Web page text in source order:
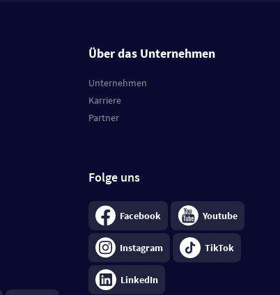
Über das Unternehmen
Unternehmen
Karriere
Partner
Folge uns
Facebook Youtube
Instagram TikTok
LinkedIn